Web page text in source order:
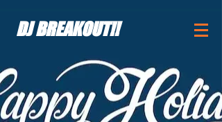
DJ BREAKOUT!!